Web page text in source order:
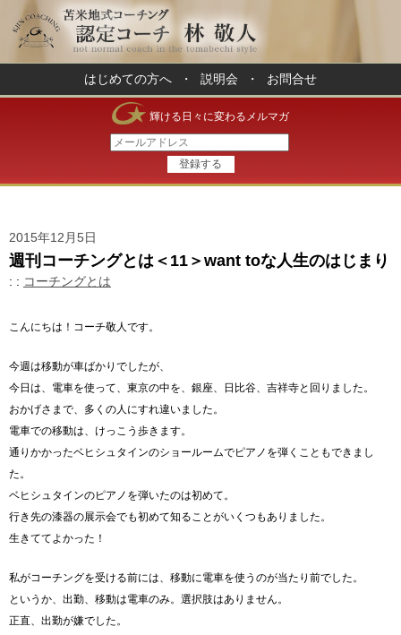
はじめての方へ ・ 説明会 ・ お問合せ
輝ける日々に変わるメルマガ
2015年12月5日
週刊コーチングとは＜11＞want toな人生のはじまり
: : コーチングとは
こんにちは！コーチ敬人です。
今週は移動が車ばかりでしたが、
今日は、電車を使って、東京の中を、銀座、日比谷、吉祥寺と回りました。
おかげさまで、多くの人にすれ違いました。
電車での移動は、けっこう歩きます。
通りかかったベヒシュタインのショールームでピアノを弾くこともできまし
た。
ベヒシュタインのピアノを弾いたのは初めて。
行き先の漆器の展示会でも初めて知ることがいくつもありました。
生きててよかった！
私がコーチングを受ける前には、移動に電車を使うのが当たり前でした。
というか、出勤、移動は電車のみ。選択肢はありません。
正直、出勤が嫌でした。